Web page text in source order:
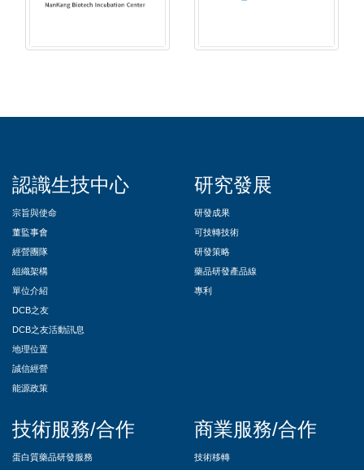
認識生技中心
宗旨與使命
董監事會
經營團隊
組織架構
單位介紹
DCB之友
DCB之友活動訊息
地理位置
誠信經營
能源政策
研究發展
研發成果
可技轉技術
研發策略
藥品研發產品線
專利
技術服務/合作
蛋白質藥品研發服務
商業服務/合作
技術移轉